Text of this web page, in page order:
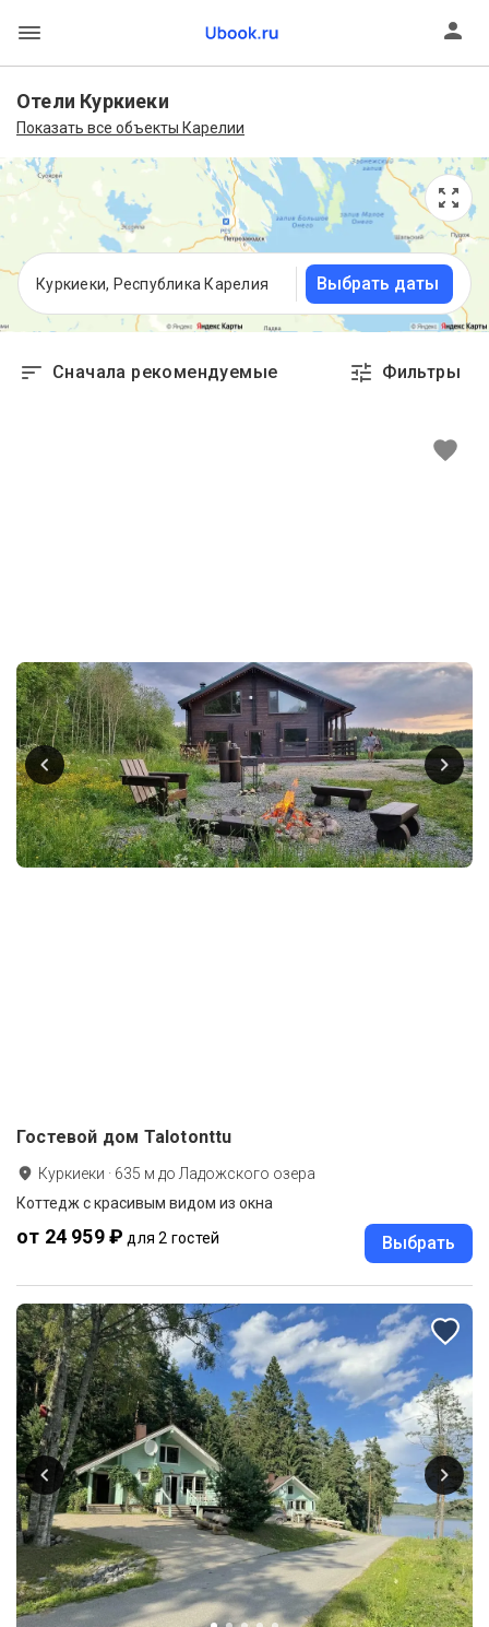
Отели Куркиеки
Показать все объекты Карелии
Куркиеки, Республика Карелия Выбрать даты
Сначала рекомендуемые Фильтры
Гостевой дом Talotonttu
Куркиеки · 635 м до Ладожского озера
Коттедж с красивым видом из окна
от 24 959 ₽ для 2 гостей Выбрать